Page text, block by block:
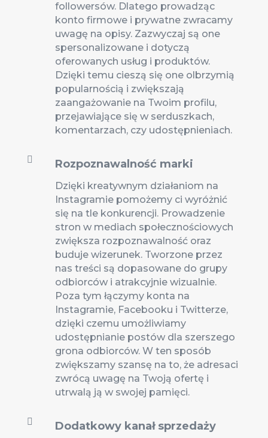
followersów. Dlatego prowadząc
konto firmowe i prywatne zwracamy
uwagę na opisy. Zazwyczaj są one
spersonalizowane i dotyczą
oferowanych usług i produktów.
Dzięki temu cieszą się one olbrzymią
popularnością i zwiększają
zaangażowanie na Twoim profilu,
przejawiające się w serduszkach,
komentarzach, czy udostępnieniach.
 Rozpoznawalność marki
Dzięki kreatywnym działaniom na
Instagramie pomożemy ci wyróżnić
się na tle konkurencji. Prowadzenie
stron w mediach społecznościowych
zwiększa rozpoznawalność oraz
buduje wizerunek. Tworzone przez
nas treści są dopasowane do grupy
odbiorców i atrakcyjnie wizualnie.
Poza tym łączymy konta na
Instagramie, Facebooku i Twitterze,
dzięki czemu umożliwiamy
udostępnianie postów dla szerszego
grona odbiorców. W ten sposób
zwiększamy szansę na to, że adresaci
zwrócą uwagę na Twoją ofertę i
utrwalą ją w swojej pamięci.
 Dodatkowy kanał sprzedaży